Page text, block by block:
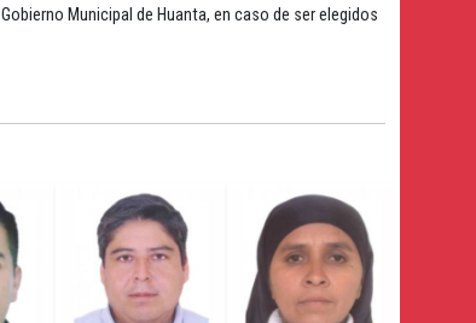
Municipal de Huanta, en caso de ser elegidos